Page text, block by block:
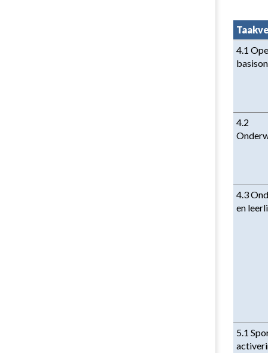
4.1
4.2
4.3
en
5.1